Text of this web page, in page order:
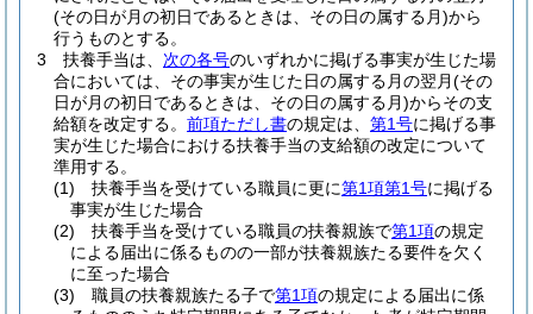
(その日が月の初日であるときは、その日の属する月)から
行うものとする。
3
扶養手当は、 次の各号のいずれかに掲げる事実が生じた場
合においては、その事実が生じた日の属する月の翌月(その
日が月の初日であるときは、その日の属する月)からその支
給額を改定する。 前項ただし書の規定は、 第1号に掲げる事
実が生じた場合における扶養手当の支給額の改定について
準用する。
(1)
扶養手当を受けている職員に更に第1項第1号に掲げる
事実が生じた場合
(2)
扶養手当を受けている職員の扶養親族で第1項の規定
による届出に係るものの一部が扶養親族たる要件を欠く
に至った場合
(3)
職員の扶養親族たる子で第1項の規定による届出に係